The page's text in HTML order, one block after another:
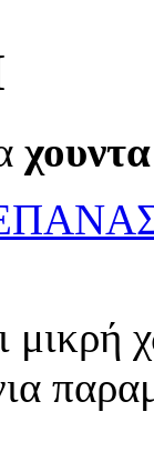
χουντα
μικρή